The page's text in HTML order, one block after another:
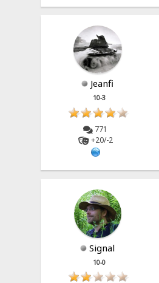
Jeanfi
10-3
771
+20/-2
Signal
10-0